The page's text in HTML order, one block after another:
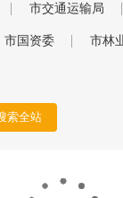
市交通运输局
市国资委 市林